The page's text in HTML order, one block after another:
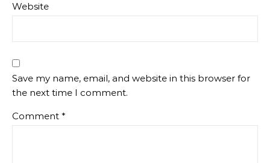
Website
Save my name, email, and website in this browser for
the next time I comment.
Comment *